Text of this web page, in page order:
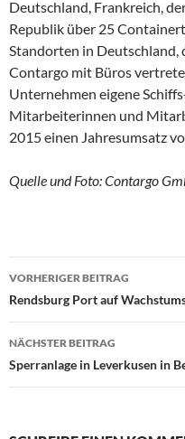
Deutschland, Frankreich,
Republik über 25
Standorten in Deutschland,
Contargo mit Büros
Unternehmen eigene
Mitarbeiterinnen und
2015 einen Jahresumsatz
Quelle und Foto: Contargo
VORHERIGER BEITRAG
Rendsburg Port auf
NÄCHSTER BEITRAG
Sperranlage in Leverkusen in